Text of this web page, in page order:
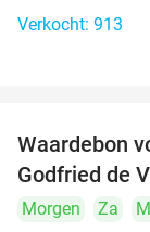
Verkocht: 913
Waardebon
Godfried de
Morgen Za